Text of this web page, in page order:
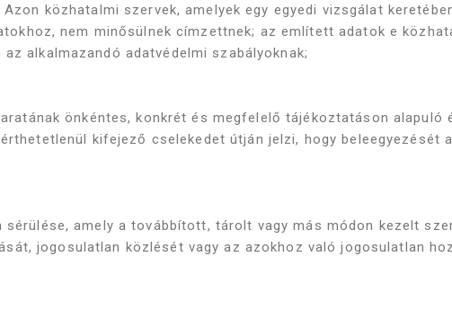
közhatalmi szervek, amelyek egy egyedi vizsgálat
nem minősülnek címzettnek; az említett adatok e
alkalmazandó adatvédelmi szabályoknak;
önkéntes, konkrét és megfelelő tájékoztatáson alapuló
kifejező cselekedet útján jelzi, hogy beleegyezését
sérülése, amely a továbbított, tárolt vagy más módon kezelt
jogosulatlan közlését vagy az azokhoz való jogosulatlan